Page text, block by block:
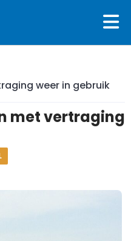
weer in gebruik
met vertraging